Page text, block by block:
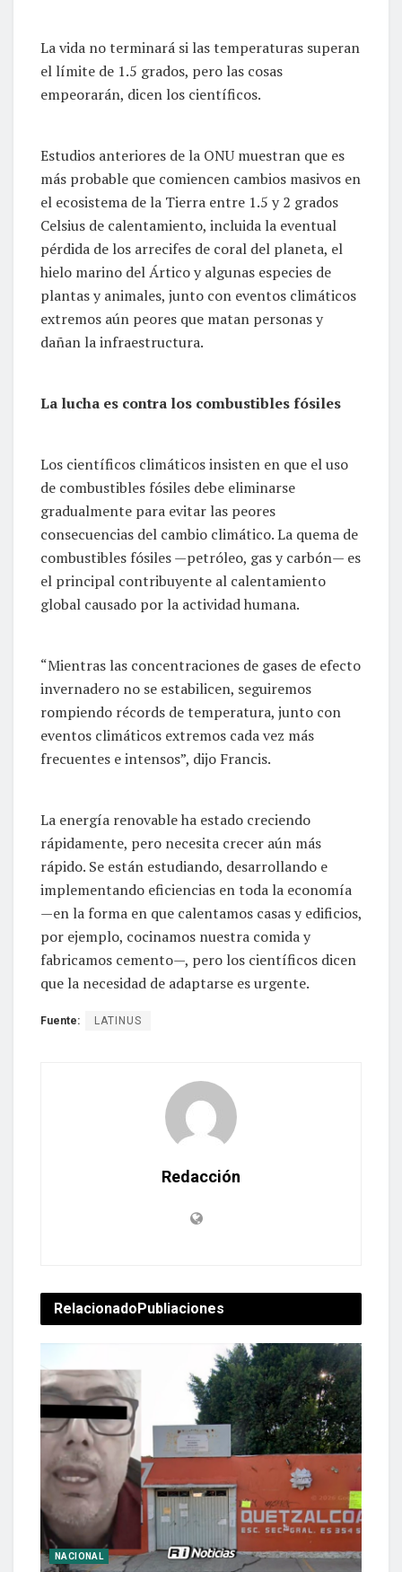
La vida no terminará si las temperaturas superan
el límite de 1.5 grados, pero las cosas
empeorarán, dicen los científicos.
Estudios anteriores de la ONU muestran que es
más probable que comiencen cambios masivos en
el ecosistema de la Tierra entre 1.5 y 2 grados
Celsius de calentamiento, incluida la eventual
pérdida de los arrecifes de coral del planeta, el
hielo marino del Ártico y algunas especies de
plantas y animales, junto con eventos climáticos
extremos aún peores que matan personas y
dañan la infraestructura.
La lucha es contra los combustibles fósiles
Los científicos climáticos insisten en que el uso
de combustibles fósiles debe eliminarse
gradualmente para evitar las peores
consecuencias del cambio climático. La quema de
combustibles fósiles —petróleo, gas y carbón— es
el principal contribuyente al calentamiento
global causado por la actividad humana.
“Mientras las concentraciones de gases de efecto
invernadero no se estabilicen, seguiremos
rompiendo récords de temperatura, junto con
eventos climáticos extremos cada vez más
frecuentes e intensos”, dijo Francis.
La energía renovable ha estado creciendo
rápidamente, pero necesita crecer aún más
rápido. Se están estudiando, desarrollando e
implementando eficiencias en toda la economía
—en la forma en que calentamos casas y edificios,
por ejemplo, cocinamos nuestra comida y
fabricamos cemento—, pero los científicos dicen
que la necesidad de adaptarse es urgente.
Fuente: LATINUS
Redacción
RelacionadoPubliaciones
NACIONAL